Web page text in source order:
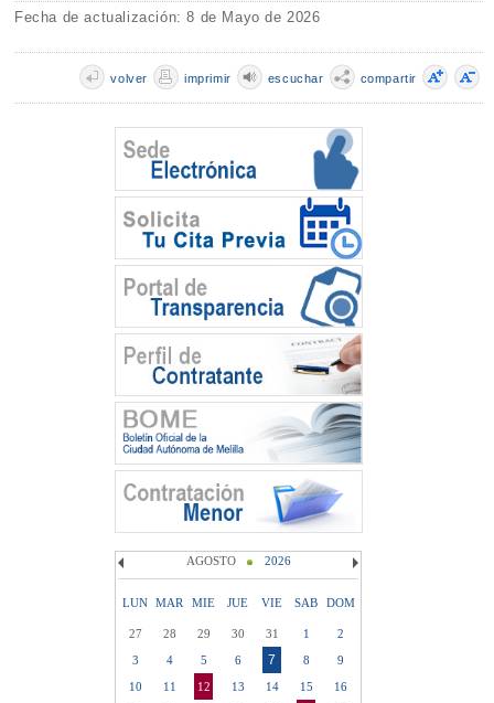
Fecha de actualización: 8 de Mayo de 2026
compartir
escuchar
imprimir
volver
AGOSTO 2026
LUN MAR MIE JUE VIE SAB DOM
27 28 29 30 31 1
2
3
4 5 6 7 8
9
10
11 12 13 14 15
16